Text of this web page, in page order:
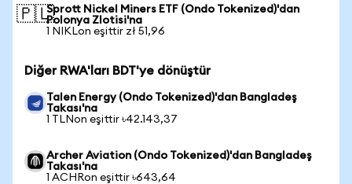
🇵🇱Sprott Nickel Miners ETF (Ondo Tokenized)'dan
Polonya Zlotisi'na
1 NIKLon eşittir zł 51,96
Diğer RWA'ları BDT'ye dönüştür
Talen Energy (Ondo Tokenized)'dan Bangladeş
Takası'na
1 TLNon eşittir ৳42.143,37
Archer Aviation (Ondo Tokenized)'dan Bangladeş
Takası'na
1 ACHRon eşittir ৳643,64